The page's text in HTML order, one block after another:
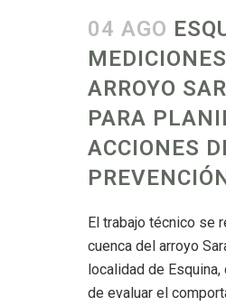
04 AGO
ARROYO
PARA
ACCIONES
El trabajo técnico se
cuenca del arroyo
localidad de
de evaluar el